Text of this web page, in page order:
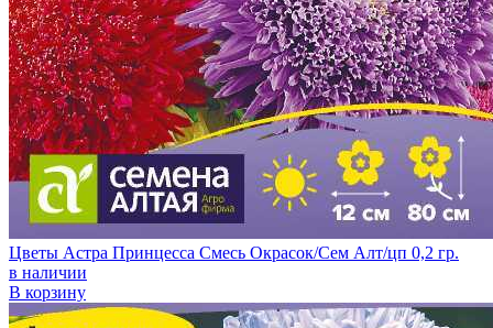
Цветы Астра Принцесса Смесь Окрасок/Сем Алт/цп 0,2 гр.
в наличии
В корзину